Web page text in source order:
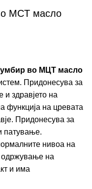
MCT масло
во МЦТ масло
Придонесува за
и здравјето на
функција на цревата
Придонесува за
патување.
нивоа на
одржување на
и има